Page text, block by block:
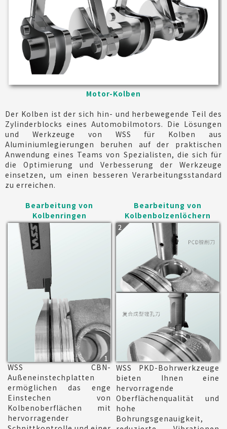
Motor-Kolben
Der Kolben ist der sich hin- und herbewegende Teil des
Zylinderblocks eines Automobilmotors. Die Lösungen
und Werkzeuge von WSS für Kolben aus
Aluminiumlegierungen beruhen auf der praktischen
Anwendung eines Teams von Spezialisten, die sich für
die Optimierung und Verbesserung der Werkzeuge
einsetzen, um einen besseren Verarbeitungsstandard
zu erreichen.
Bearbeitung von
Kolbenringen
WSS CBN-
Außeneinstechplatten
ermöglichen das enge
Einstechen von
Kolbenoberflächen mit
hervorragender
Bearbeitung von
Kolbenbolzenlöchern
WSS PKD-Bohrwerkzeuge
bieten Ihnen eine
hervorragende
Oberflächenqualität und
hohe
Bohrungsgenauigkeit,